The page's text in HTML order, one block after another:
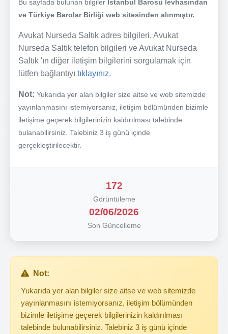
Bu sayfada bulunan bilgiler İstanbul Barosu levhasından
ve Türkiye Barolar Birliği web sitesinden alınmıştır.
Avukat Nurseda Saltık adres bilgileri, Avukat
Nurseda Saltık telefon bilgileri ve Avukat Nurseda
Saltık 'ın diğer iletişim bilgilerini sorgulamak için
lütfen bağlantıyı tıklayınız.
Not: Yukarıda yer alan bilgiler size aitse ve web sitemizde
yayınlanmasını istemiyorsanız, iletişim bölümünden bizimle
iletişime geçerek bilgilerinizin kaldırılması talebinde
bulanabilirsiniz. Talebiniz 3 iş günü içinde
gerçekleştirilecektir.
172
Görüntüleme
02/06/2026
Son Güncelleme
Not:
Yukarıda yer alan bilgiler size aitse ve web sitemizde
yayınlanmasını istemiyorsanız, iletişim bölümünden
bizimle iletişime geçerek bilgilerinizin kaldırılması
talebinde bulunabilirsiniz. Talebiniz 3 iş günü içinde